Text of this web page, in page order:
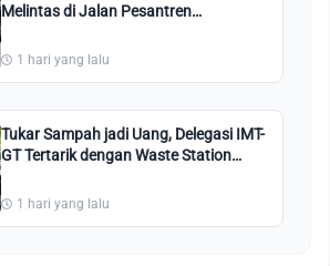
Melintas di Jalan Pesantren
Balik!
1 hari yang lalu
Tukar Sampah jadi Uang, Delegasi IMT-
GT Tertarik dengan Waste Station
1 hari yang lalu